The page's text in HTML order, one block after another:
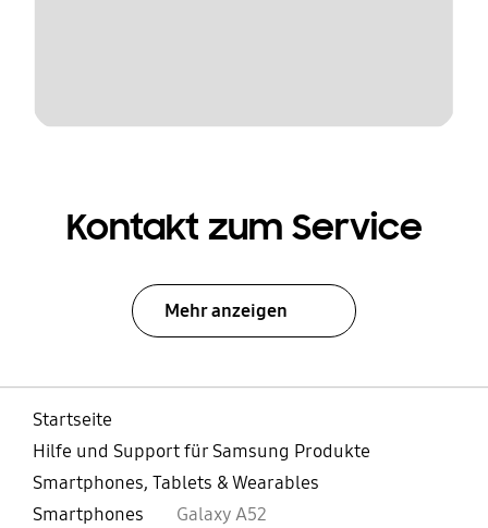
Kontakt zum Service
Mehr anzeigen
Startseite
Hilfe und Support für Samsung Produkte
Smartphones, Tablets & Wearables
Smartphones
Galaxy A52